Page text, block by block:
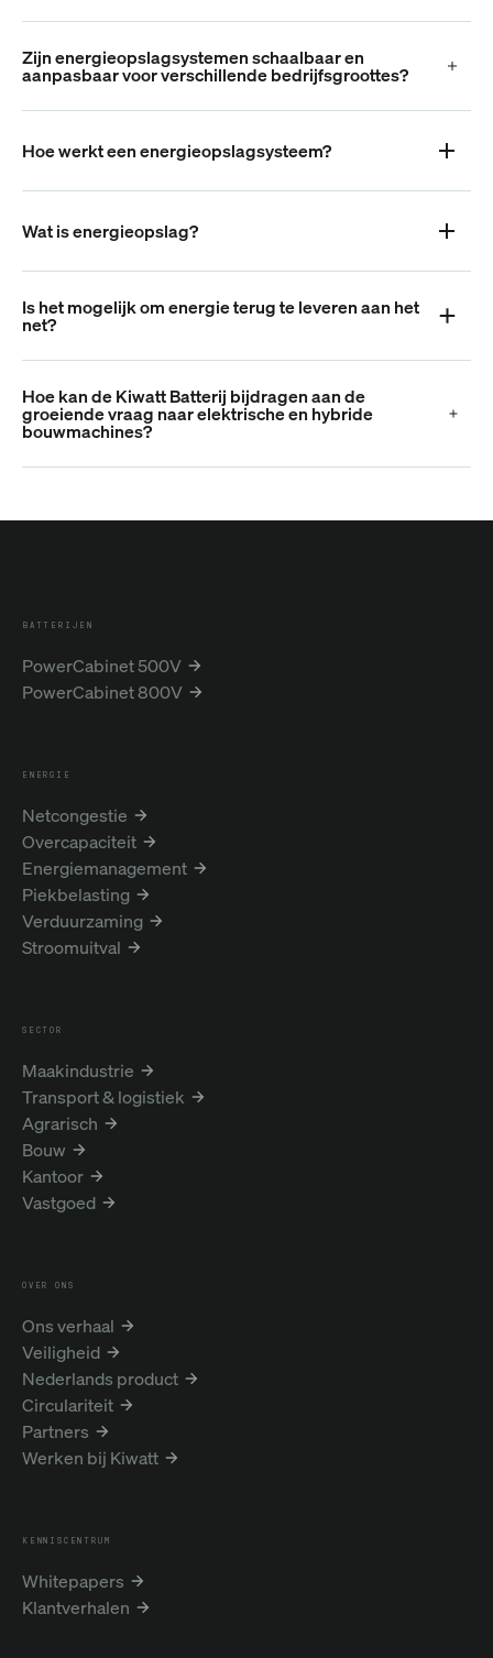
Zijn energieopslagsystemen schaalbaar en
aanpasbaar voor verschillende bedrijfsgroottes?
Hoe werkt een energieopslagsysteem?
Wat is energieopslag?
Is het mogelijk om energie terug te leveren aan het
net?
Hoe kan de Kiwatt Batterij bijdragen aan de
groeiende vraag naar elektrische en hybride
bouwmachines?
BATTERIJEN
PowerCabinet 500V
PowerCabinet 800V
ENERGIE
Netcongestie
Overcapaciteit
Energiemanagement
Piekbelasting
Verduurzaming
Stroomuitval
SECTOR
Maakindustrie
Transport & logistiek
Agrarisch
Bouw
Kantoor
Vastgoed
OVER ONS
Ons verhaal
Veiligheid
Nederlands product
Circulariteit
Partners
Werken bij Kiwatt
KENNISCENTRUM
Whitepapers
Klantverhalen